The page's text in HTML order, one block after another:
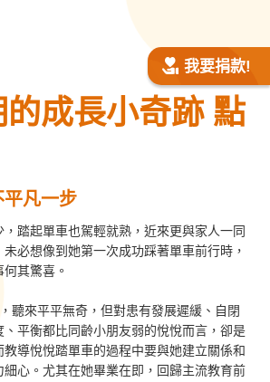
我要捐款!
成長小奇跡 點
凡一步
踏起單車也駕輕就熟，近來更與家人一同
必想像到她第一次成功踩著單車前行時，
其驚喜。
聽來平平無奇，但對患有發展遲緩、自閉
平衡都比同齡小朋友弱的悅悅而言，卻是
導悅悅踏單車的過程中要與她建立關係和
心。尤其在她畢業在即，回歸主流教育前